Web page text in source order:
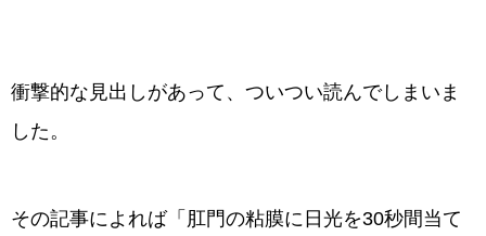
衝撃的な見出しがあって、ついつい読んでしまいま
した。
その記事によれば「肛門の粘膜に日光を30秒間当て